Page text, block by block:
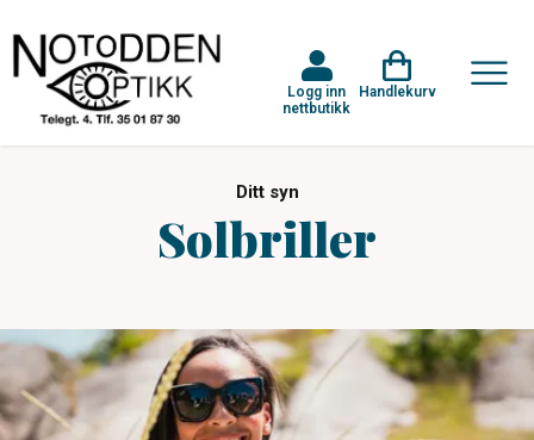
Logg inn
nettbutikk
Handlekurv
Ditt syn
Solbriller